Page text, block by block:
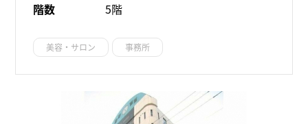
階数
5階
美容・サロン 事務所